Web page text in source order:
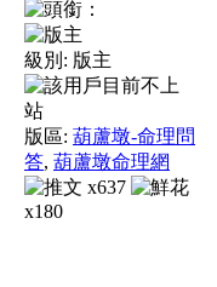
級別: 版主
版區: 葫蘆墩-命理問
答, 葫蘆墩命理網
x637
x180